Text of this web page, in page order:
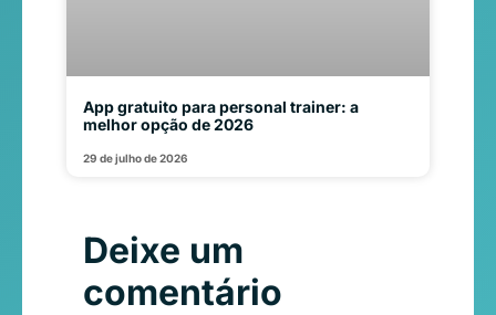
App gratuito para personal trainer: a
melhor opção de 2026
29 de julho de 2026
Deixe um
comentário